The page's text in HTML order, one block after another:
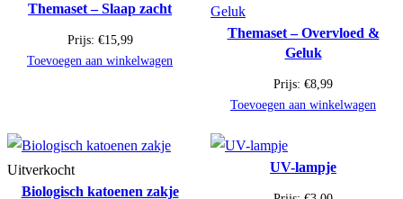
Themaset – Slaap zacht
Prijs: €15,99
Toevoegen aan winkelwagen
Themaset – Overvloed &
Geluk
Prijs: €8,99
Toevoegen aan winkelwagen
Uitverkocht
Biologisch katoenen zakje
UV-lampje